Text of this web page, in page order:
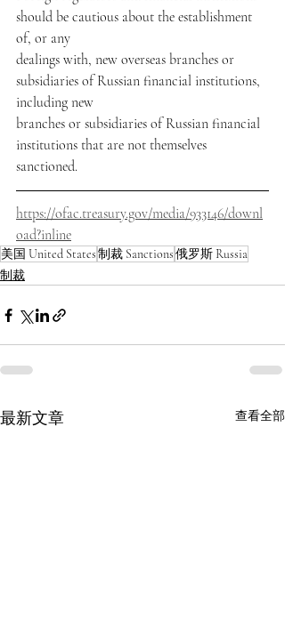
should be cautious about the establishment
of, or any
dealings with, new overseas branches or
subsidiaries of Russian financial institutions,
including new
branches or subsidiaries of Russian financial
institutions that are not themselves
sanctioned.
https://ofac.treasury.gov/media/933146/downl
oad?inline
美国 United States制裁 Sanctions俄罗斯 Russia
制裁
最新文章 查看全部